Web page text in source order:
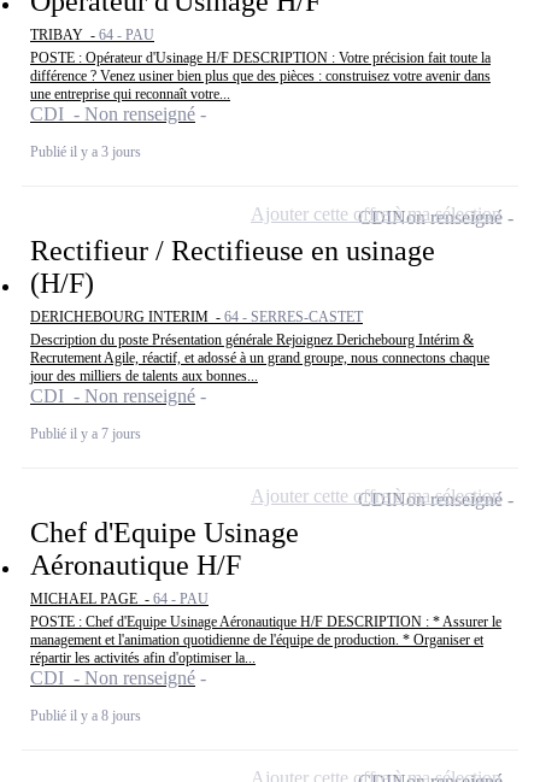
TRIBAY - 64 - PAU
POSTE : Opérateur d'Usinage H/F DESCRIPTION : Votre précision fait toute la
différence ? Venez usiner bien plus que des pièces : construisez votre avenir dans
une entreprise qui reconnaît votre...
CDI - Non renseigné
Publié il y a 3 jours
Rectifieur / Rectifieuse en usinage
(H/F)
DERICHEBOURG INTERIM - 64 - SERRES-CASTET
Description du poste Présentation générale Rejoignez Derichebourg Intérim &
Recrutement Agile, réactif, et adossé à un grand groupe, nous connectons chaque
jour des milliers de talents aux bonnes...
CDI - Non renseigné
Publié il y a 7 jours
CDINon renseigné
Ajouter cette offre à ma sélection
Chef d'Equipe Usinage
Aéronautique H/F
MICHAEL PAGE - 64 - PAU
POSTE : Chef d'Equipe Usinage Aéronautique H/F DESCRIPTION : * Assurer le
management et l'animation quotidienne de l'équipe de production. * Organiser et
répartir les activités afin d'optimiser la...
CDI - Non renseigné
Publié il y a 8 jours
CDINon renseigné
Ajouter cette offre à ma sélection
Ajouter cette offre à ma sélection